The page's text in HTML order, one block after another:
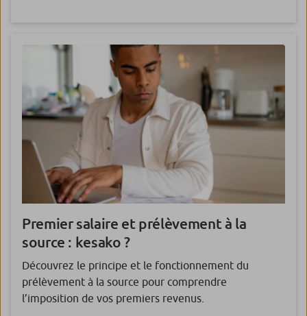
Premier salaire et prélèvement à la
source : kesako ?
Découvrez le principe et le fonctionnement du
prélèvement à la source pour comprendre
l’imposition de vos premiers revenus.